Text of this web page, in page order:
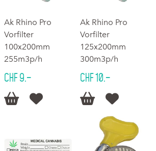
Ak Rhino Pro
Vorfilter
100x200mm
255m3p/h
CHF 9.–
 
Ak Rhino Pro
Vorfilter
125x200mm
300m3p/h
CHF 10.–
 